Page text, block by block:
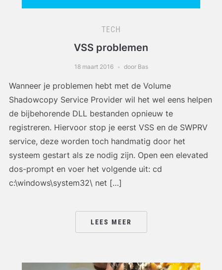
TECH
VSS problemen
18 maart 2016 door Bas
Wanneer je problemen hebt met de Volume
Shadowcopy Service Provider wil het wel eens helpen
de bijbehorende DLL bestanden opnieuw te
registreren. Hiervoor stop je eerst VSS en de SWPRV
service, deze worden toch handmatig door het
systeem gestart als ze nodig zijn. Open een elevated
dos-prompt en voer het volgende uit: cd
c:\windows\system32\ net […]
LEES MEER